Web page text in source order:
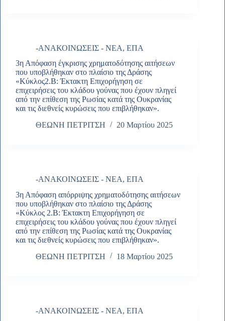
-ΑΝΑΚΟΙΝΩΣΕΙΣ - ΝΕΑ, ΕΠΑ
3η Απόφαση έγκρισης χρηματοδότησης αιτήσεων
που υποβλήθηκαν στο πλαίσιο της Δράσης
«Κύκλος2.Β: Έκτακτη Επιχορήγηση σε
επιχειρήσεις του κλάδου γούνας που έχουν πληγεί
από την επίθεση της Ρωσίας κατά της Ουκρανίας
και τις διεθνείς κυρώσεις που επιβλήθηκαν».
ΘΕΩΝΗ ΠΕΤΡΙΤΣΗ
20 Μαρτίου 2025
-ΑΝΑΚΟΙΝΩΣΕΙΣ - ΝΕΑ, ΕΠΑ
3η Απόφαση απόρριψης χρηματοδότησης αιτήσεων
που υποβλήθηκαν στο πλαίσιο της Δράσης
«Κύκλος 2.Β: Έκτακτη Επιχορήγηση σε
επιχειρήσεις του κλάδου γούνας που έχουν πληγεί
από την επίθεση της Ρωσίας κατά της Ουκρανίας
και τις διεθνείς κυρώσεις που επιβλήθηκαν».
ΘΕΩΝΗ ΠΕΤΡΙΤΣΗ
18 Μαρτίου 2025
-ΑΝΑΚΟΙΝΩΣΕΙΣ - ΝΕΑ, ΕΠΑ